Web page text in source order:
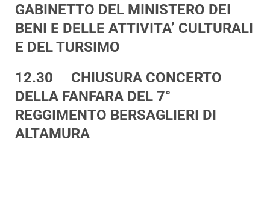
GABINETTO DEL MINISTERO DEI
BENI E DELLE ATTIVITA’ CULTURALI
E DEL TURSIMO
12.30 CHIUSURA CONCERTO
DELLA FANFARA DEL 7°
REGGIMENTO BERSAGLIERI DI
ALTAMURA